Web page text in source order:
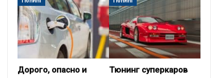
Дорого, опасно и
Тюнинг суперкаров